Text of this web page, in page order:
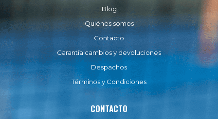
Blog
Quiénes somos
Contacto
Garantía cambios y devoluciones
Despachos
Términos y Condiciones
CONTACTO